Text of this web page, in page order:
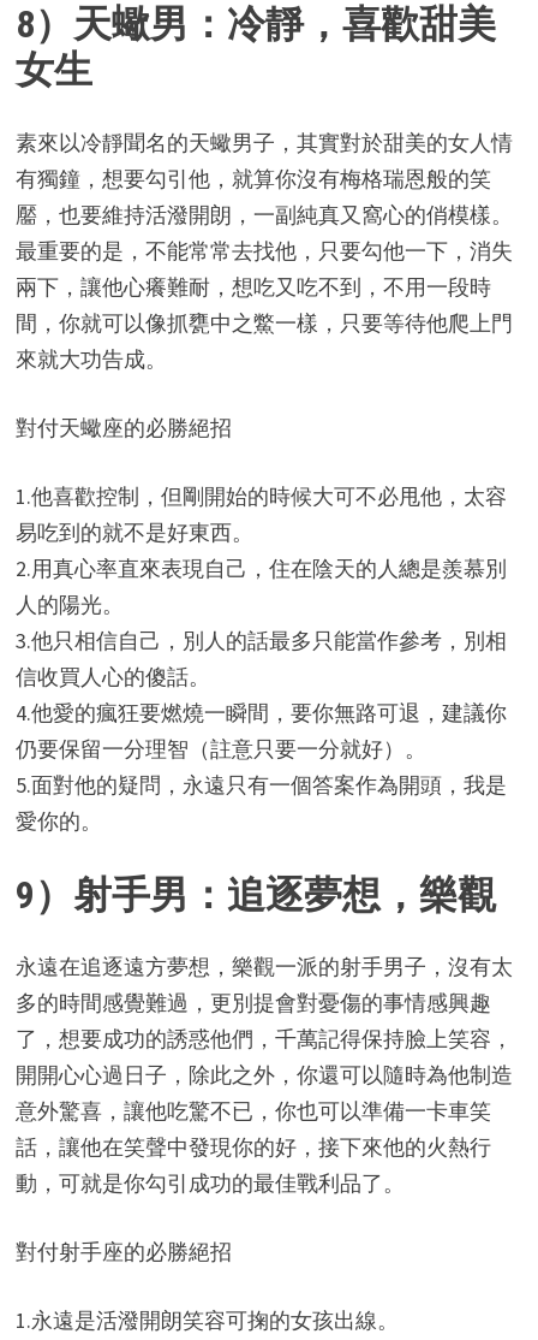
8）天蠍男：冷靜，喜歡甜美
女生
素來以冷靜聞名的天蠍男子，其實對於甜美的女人情
有獨鐘，想要勾引他，就算你沒有梅格瑞恩般的笑
靨，也要維持活潑開朗，一副純真又窩心的俏模樣。
最重要的是，不能常常去找他，只要勾他一下，消失
兩下，讓他心癢難耐，想吃又吃不到，不用一段時
間，你就可以像抓甕中之鱉一樣，只要等待他爬上門
來就大功告成。
對付天蠍座的必勝絕招
1.他喜歡控制，但剛開始的時候大可不必甩他，太容
易吃到的就不是好東西。
2.用真心率直來表現自己，住在陰天的人總是羨慕別
人的陽光。
3.他只相信自己，別人的話最多只能當作參考，別相
信收買人心的傻話。
4.他愛的瘋狂要燃燒一瞬間，要你無路可退，建議你
仍要保留一分理智（註意只要一分就好）。
5.面對他的疑問，永遠只有一個答案作為開頭，我是
愛你的。
9）射手男：追逐夢想，樂觀
永遠在追逐遠方夢想，樂觀一派的射手男子，沒有太
多的時間感覺難過，更別提會對憂傷的事情感興趣
了，想要成功的誘惑他們，千萬記得保持臉上笑容，
開開心心過日子，除此之外，你還可以隨時為他制造
意外驚喜，讓他吃驚不已，你也可以準備一卡車笑
話，讓他在笑聲中發現你的好，接下來他的火熱行
動，可就是你勾引成功的最佳戰利品了。
對付射手座的必勝絕招
1.永遠是活潑開朗笑容可掬的女孩出線。